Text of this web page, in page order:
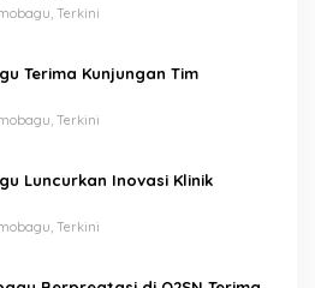
Terkini
Terima Kunjungan Tim
Terkini
Luncurkan Inovasi Klinik
Terkini